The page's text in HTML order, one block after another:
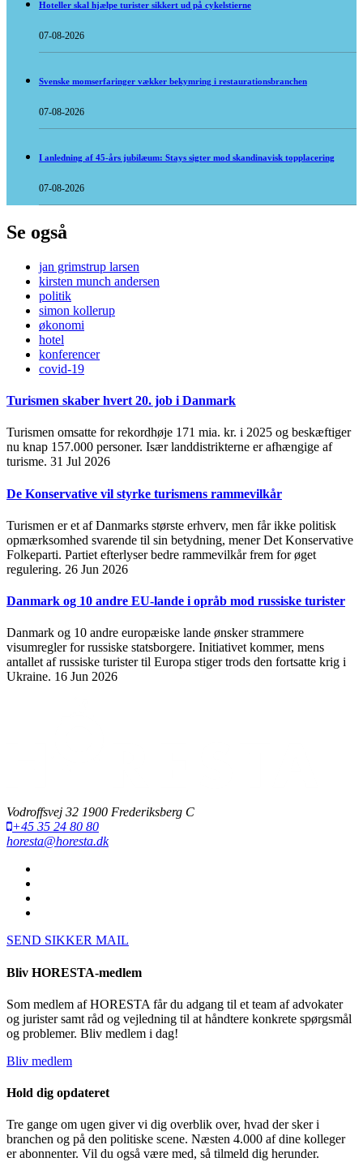
Hoteller skal hjælpe turister sikkert ud på cykelstierne
07-08-2026
Svenske momserfaringer vækker bekymring i restaurationsbranchen
07-08-2026
I anledning af 45-års jubilæum: Stays sigter mod skandinavisk topplacering
07-08-2026
Se også
jan grimstrup larsen
kirsten munch andersen
politik
simon kollerup
økonomi
hotel
konferencer
covid-19
Turismen skaber hvert 20. job i Danmark
Turismen omsatte for rekordhøje 171 mia. kr. i 2025 og beskæftiger
nu knap 157.000 personer. Især landdistrikterne er afhængige af
turisme. 31 Jul 2026
De Konservative vil styrke turismens rammevilkår
Turismen er et af Danmarks største erhverv, men får ikke politisk
opmærksomhed svarende til sin betydning, mener Det Konservative
Folkeparti. Partiet efterlyser bedre rammevilkår frem for øget
regulering. 26 Jun 2026
Danmark og 10 andre EU-lande i opråb mod russiske turister
Danmark og 10 andre europæiske lande ønsker strammere
visumregler for russiske statsborgere. Initiativet kommer, mens
antallet af russiske turister til Europa stiger trods den fortsatte krig i
Ukraine. 16 Jun 2026
Vodroffsvej 32 1900 Frederiksberg C
+45 35 24 80 80
horesta@horesta.dk
SEND SIKKER MAIL
Bliv HORESTA-medlem
Som medlem af HORESTA får du adgang til et team af advokater
og jurister samt råd og vejledning til at håndtere konkrete spørgsmål
og problemer. Bliv medlem i dag!
Bliv medlem
Hold dig opdateret
Tre gange om ugen giver vi dig overblik over, hvad der sker i
branchen og på den politiske scene. Næsten 4.000 af dine kolleger
er abonnenter. Vil du også være med, så tilmeld dig herunder.